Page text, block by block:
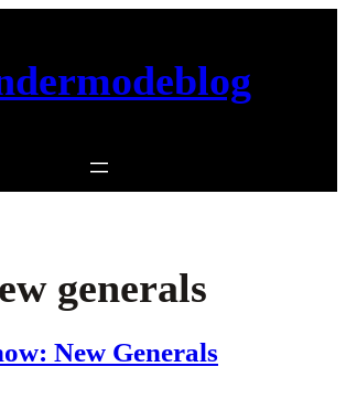
generals
New Generals